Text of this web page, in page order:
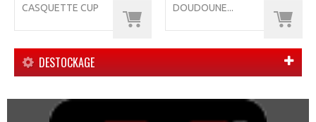
CASQUETTE CUP DOUDOUNE...
DESTOCKAGE